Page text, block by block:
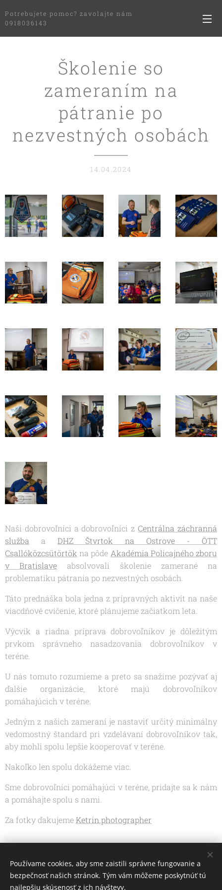
Potrebujete pomoc? zavolajte nám
0918036143
Školenie so
zameraním na
pátranie po
nezvestných osobách
14.04.2024
Naši dobrovoľníci a dobrovoľníci z Centrálna záchranná
služba a DHZ Štvrtok na Ostrove - ÖTT
Csallóközcsütörtök na pôde Akadémia Policajného zboru
v Bratislave absolvovali školenie zamerané na
problematiku pátrania po nezvestných osobách.
Táto prednáška bola jedna z prípravných aktivít na naše
viacdňové cvičenie, ktoré plánujeme začiatkom leta.
Výcvik a riadna príprava dobrovoľníkov je dôležitým
prvkom správneho nasadzovania dobrovoľníkov v
teréne.
U nás tomuto rozumieme a preto sa snažíme pozývať aj
ďalšie organizácie, ktoré majú dobrovoľníkov
pomáhajúcich v teréne.
Jedným z našich zameraní je nastaviť určitý minimálny
vedomostný štandard pri vzdelávaní dobrovoľníkov tak,
aby mohli spolu lepšie kooperovať v teréne.
Nakoľko len spolu dokážeme viac.
Sme dobrovoľníci pomáhajúci v teréne, pridajte sa k nám
a pomáhajte spolu s nami.
Za fotky ďakujeme Ketrin.photographer
Používame cookies, aby sme zaistili správne fungovanie a
bezpečnosť našich stránok. Tým vám môžeme poskytnúť tú
najlepšiu skúsenosť z ich návštevy.